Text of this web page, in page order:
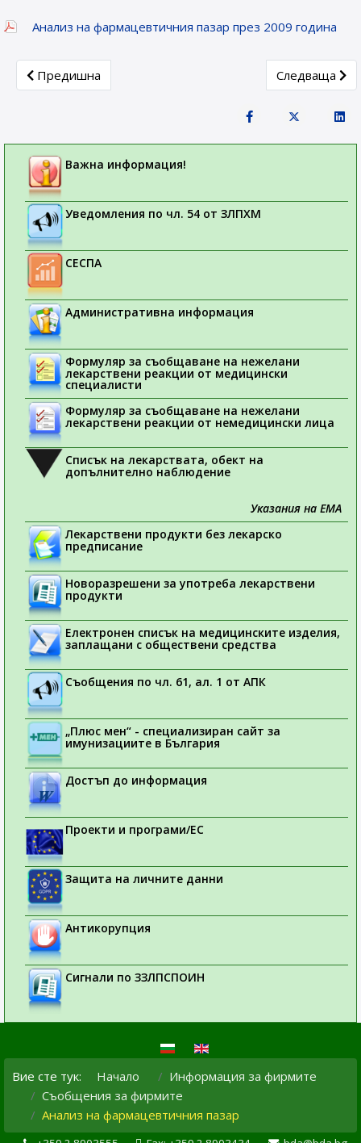
Анализ на фармацевтичния пазар през 2009 година
Previous article: Европейски регистър на клиничните
Предишна Next article:
Следваща
Важна информация!
Уведомления по чл. 54 от ЗЛПХМ
СЕСПА
Административна информация
Формуляр за съобщаване на нежелани
лекарствени реакции от медицински
специалисти
Формуляр за съобщаване на нежелани
лекарствени реакции от немедицински лица
Списък на лекарствата, обект на
допълнително наблюдение
Указания на ЕМА
Лекарствени продукти без лекарско
предписание
Новоразрешени за употреба лекарствени
продукти
Електронен списък на медицинските изделия,
заплащани с обществени средства
Съобщения по чл. 61, ал. 1 от АПК
„Плюс мен“ - специализиран сайт за
имунизациите в България
Достъп до информация
Проекти и програми/ЕС
Защита на личните данни
Антикорупция
Сигнали по ЗЗЛПСПОИН
Вие сте тук: Начало
Информация за фирмите
Съобщения за фирмите
Анализ на фармацевтичния пазар